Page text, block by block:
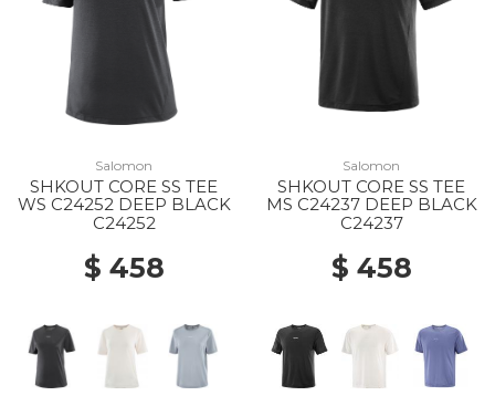
Salomon
SHKOUT CORE SS TEE
WS C24252 DEEP BLACK
C24252
$ 458
Salomon
SHKOUT CORE SS TEE
MS C24237 DEEP BLACK
C24237
$ 458